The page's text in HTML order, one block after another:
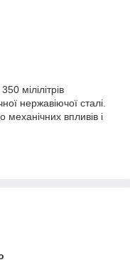
мілілітрів
нержавіючої сталі.
механічних впливів і